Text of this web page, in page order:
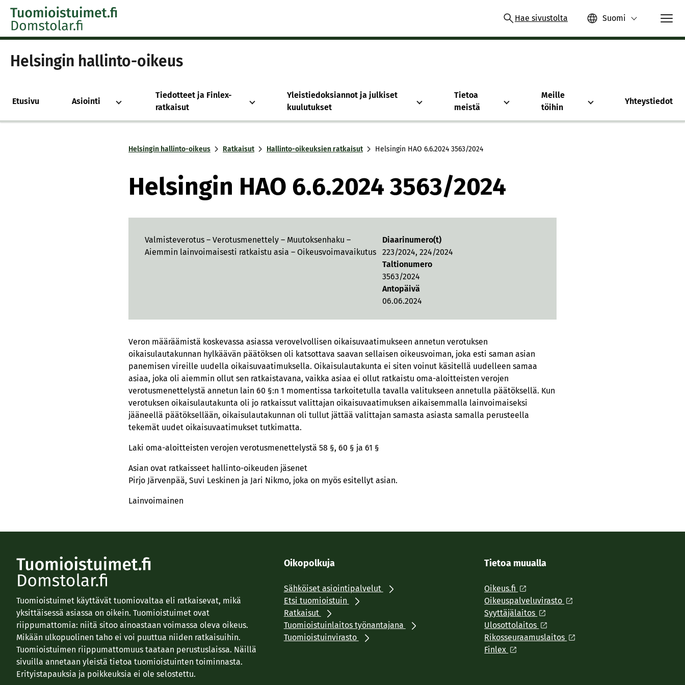
Skip to content -saavutettavuusohje
Hae sivustolta Suomi
Helsingin hallinto-oikeus
Etusivu Asiointi
Tiedotteet ja Finlex-
ratkaisut
Yleistiedoksiannot ja julkiset
kuulutukset
Tietoa
meistä
Meille
töihin
Yhteystiedot
Helsingin hallinto-oikeus Ratkaisut Hallinto-oikeuksien ratkaisut Hel­sin­gin HAO 6.6.2024 3563/​2024
Hel­sin­gin HAO 6.6.2024 3563/​2024
Valmisteverotus – Verotusmenettely – Muutoksenhaku –
Aiemmin lainvoimaisesti ratkaistu asia – Oikeusvoimavaikutus
Diaarinumero(t)
223/2024, 224/2024
Taltionumero
3563/2024
Antopäivä
06.06.2024
Veron määräämistä koskevassa asiassa verovelvollisen oikaisuvaatimukseen annetun verotuksen
oikaisulautakunnan hylkäävän päätöksen oli katsottava saavan sellaisen oikeusvoiman, joka esti saman asian
panemisen vireille uudella oikaisuvaatimuksella. Oikaisulautakunta ei siten voinut käsitellä uudelleen samaa
asiaa, joka oli aiemmin ollut sen ratkaistavana, vaikka asiaa ei ollut ratkaistu oma-aloitteisten verojen
verotusmenettelystä annetun lain 60 §:n 1 momentissa tarkoitetulla tavalla valitukseen annetulla päätöksellä. Kun
verotuksen oikaisulautakunta oli jo ratkaissut valittajan oikaisuvaatimuksen aikaisemmalla lainvoimaiseksi
jääneellä päätöksellään, oikaisulautakunnan oli tullut jättää valittajan samasta asiasta samalla perusteella
tekemät uudet oikaisuvaatimukset tutkimatta.
Laki oma-aloitteisten verojen verotusmenettelystä 58 §, 60 § ja 61 §
Asian ovat ratkaisseet hallinto-oikeuden jäsenet
Pirjo Järvenpää, Suvi Leskinen ja Jari Nikmo, joka on myös esitellyt asian.
Lainvoimainen
Tuomioistuimet käyttävät tuomiovaltaa eli ratkaisevat, mikä
yksittäisessä asiassa on oikein. Tuomioistuimet ovat
riippumattomia: niitä sitoo ainoastaan voimassa oleva oikeus.
Mikään ulkopuolinen taho ei voi puuttua niiden ratkaisuihin.
Tuomioistuimen riippumattomuus taataan perustuslaissa. Näillä
sivuilla annetaan yleistä tietoa tuomioistuinten toiminnasta.
Erityistapauksia ja poikkeuksia ei ole selostettu.
Oikopolkuja
Sähköiset asiointipalvelut
Etsi tuomioistuin
Ratkaisut
Tuomioistuinlaitos työnantajana
Tuomioistuinvirasto
Tietoa muualla
Oikeus.fi
Oikeuspalveluvirasto
Syyttäjälaitos
Ulosottolaitos
Rikosseuraamuslaitos
Finlex